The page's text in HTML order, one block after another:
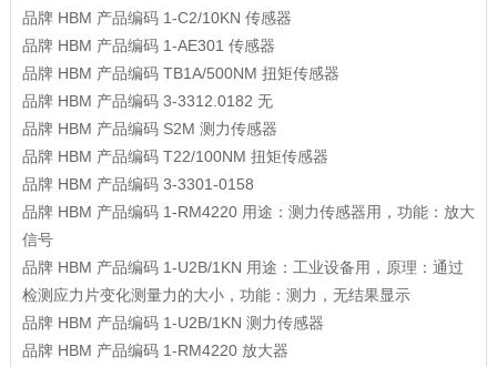
品牌 HBM 产品编码 1-C2/10KN 传感器
品牌 HBM 产品编码 1-AE301 传感器
品牌 HBM 产品编码 TB1A/500NM 扭矩传感器
品牌 HBM 产品编码 3-3312.0182 无
品牌 HBM 产品编码 S2M 测力传感器
品牌 HBM 产品编码 T22/100NM 扭矩传感器
品牌 HBM 产品编码 3-3301-0158
品牌 HBM 产品编码 1-RM4220 用途：测力传感器用，功能：放大
信号
品牌 HBM 产品编码 1-U2B/1KN 用途：工业设备用，原理：通过
检测应力片变化测量力的大小，功能：测力，无结果显示
品牌 HBM 产品编码 1-U2B/1KN 测力传感器
品牌 HBM 产品编码 1-RM4220 放大器